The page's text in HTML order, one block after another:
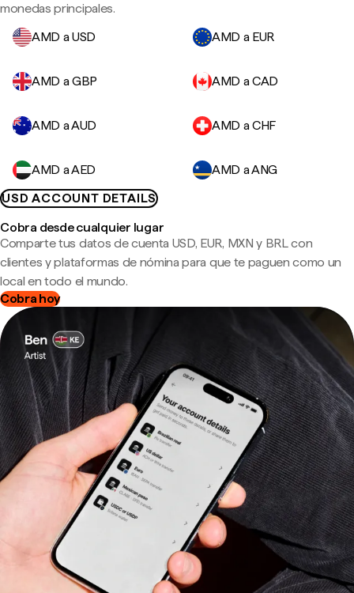
monedas principales.
AMD a USD
AMD a EUR
AMD a GBP AMD a CAD
AMD a AUD AMD a CHF
AMD a AED
AMD a ANG
USD ACCOUNT DETAILS
Cobra desde cualquier lugar
Comparte tus datos de cuenta USD, EUR, MXN y BRL con
clientes y plataformas de nómina para que te paguen como un
local en todo el mundo.
Cobra hoy